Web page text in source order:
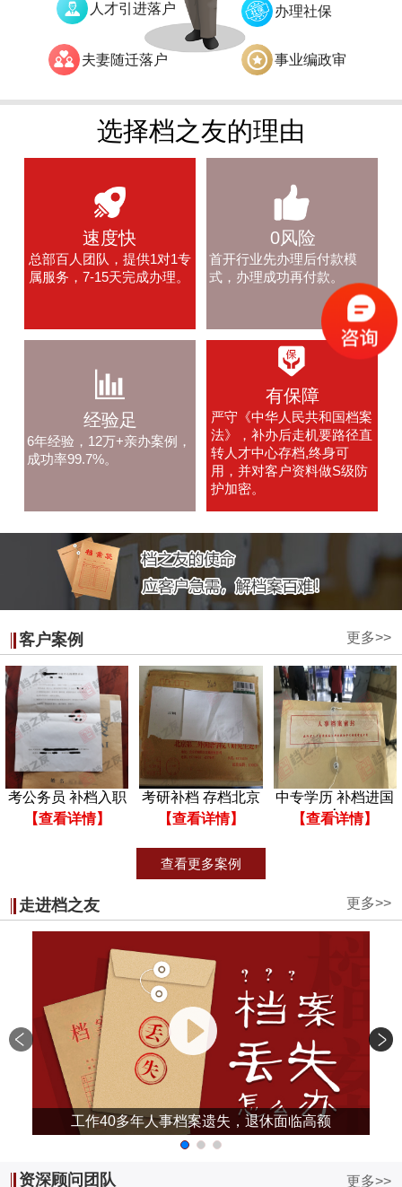
人才引进落户
夫妻随迁落户
办理社保
事业编政审
选择档之友的理由
速度快
总部百人团队，提供1对1专
属服务，7-15天完成办理。
0风险
首开行业先办理后付款模
式，办理成功再付款。
经验足
6年经验，12万+亲办案例，
成功率99.7%。
有保障
严守《中华人民共和国档案
法》，补办后走机要路径直
转人才中心存档,终身可
用，并对客户资料做S级防
护加密。
客户案例 更多>>
考公务员 补档入职
【查看详情】
考研补档 存档北京
【查看详情】
中专学历 补档进国
企
【查看详情】
查看更多案例
走进档之友 更多>>
工作40多年人事档案遗失，退休面临高额
资深顾问团队 更多>>